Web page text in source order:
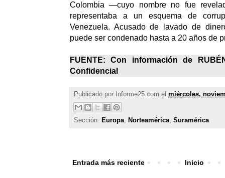
Colombia —cuyo nombre no fue
representaba a un esquema de
Venezuela. Acusado de lavado de
puede ser condenado hasta a 20 años de
FUENTE: Con información de
Confidencial
Publicado por Informe25.com el miércoles,
Sección: Europa, Norteamérica, Suramérica
Entrada más reciente Inicio